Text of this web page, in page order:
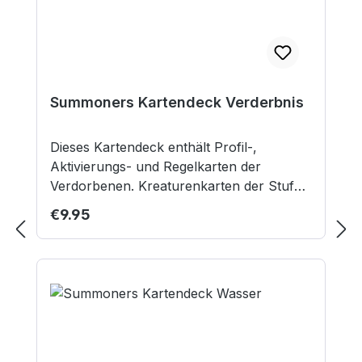
Summoners Kartendeck Verderbnis
Dieses Kartendeck enthält Profil-,
Aktivierungs- und Regelkarten der
Verdorbenen. Kreaturenkarten der Stufe 1
und 2 sind doppelt enthalten, wobei mit
einer Karte der Stufe 1 zwei
entsprechende Kreaturen abgedeckt
werden. Inhalt: 16 Profilkarten 4 Zauber-
und Regelkarten 10 Aktivierungskarten
Nicht geeignet für Kinder unter 12 Jahren.
Regular price:
€9.95